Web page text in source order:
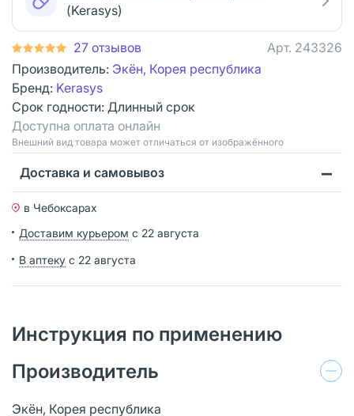
(Kerasys)
27 отзывов Арт. 243326
Производитель: Экён, Корея республика
Бренд: Kerasys
Срок годности: Длинный срок
Доступна оплата онлайн
Bнешний вид товара может отличаться от изображённого
Доставка и самовывоз
в Чебоксарах
Доставим курьером с 22 августа
В аптеку с 22 августа
Инструкция по применению
Производитель
Экён, Корея республика